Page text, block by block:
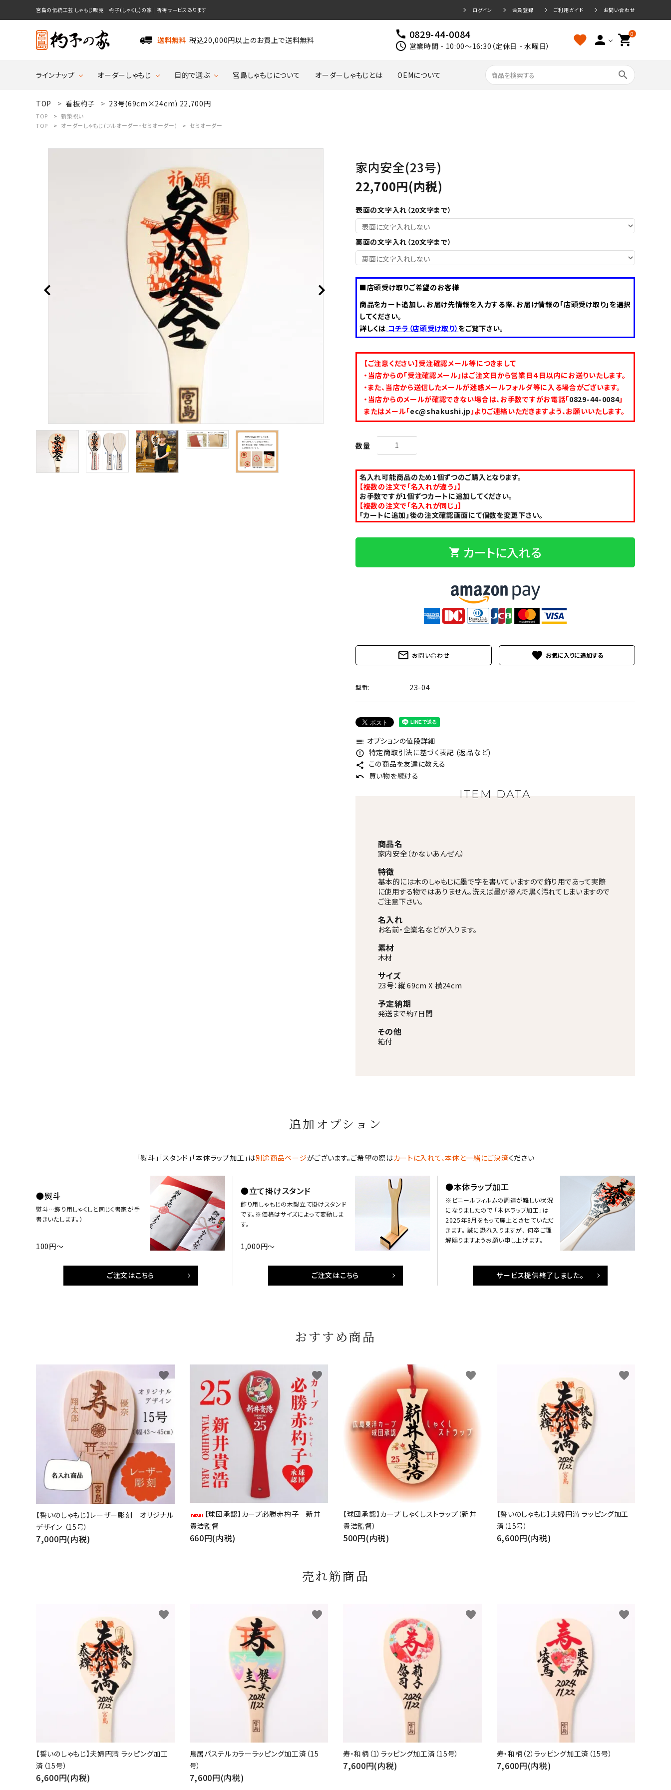
宮島の伝統工芸 しゃもじ販売 杓子(しゃくし)の家 | 祈祷サービスあります ログイン 会員登録 ご利用ガイド お問い合わせ
送料無料 税込20,000円以上のお買上で送料無料 call 0829-44-0084
schedule 営業時間 - 10:00～16:30（定休日 - 水曜日） favorite person 0
shopping_cart
ラインナップ オーダーしゃもじ 目的で選ぶ 宮島しゃもじについて オーダーしゃもじとは OEMについて search
送料無料
ACCOUNT MENU
ようこそ ゲスト 様
person 新規会員登録
TOP 看板杓子 23号(69cm×24cm) 22,700円
TOP
新築祝い
TOP
オーダーしゃもじ(フルオーダー・セミオーダー) セミオーダー
家内安全(23号)
22,700円(内税)
表面の文字入れ（20文字まで）
裏面の文字入れ（20文字まで）
■店頭受け取りご希望のお客様
商品をカート追加し、お届け先情報を入力する際、お届け情報の「店頭受け取り」を選択
してください。
詳しくは コチラ（店頭受け取り）をご覧下さい。
【ご注意ください】受注確認メール等につきまして
・当店からの「受注確認メール」はご注文日から営業日４日以内にお送りいたします。
・また、当店から送信したメールが迷惑メールフォルダ等に入る場合がございます。
・当店からのメールが確認できない場合は、お手数ですがお電話「0829-44-0084」
またはメール「ec@shakushi.jp」よりご連絡いただきますよう、お願いいたします。
数量
名入れ可能商品のため1個ずつのご購入となります。
【複数の注文で「名入れが違う」】
お手数ですが1個ずつカートに追加してください。
【複数の注文で「名入れが同じ」】
「カートに追加」後の注文確認画面にて個数を変更下さい。
shopping_cart カートに入れる
mail_outline お問い合わせ favorite
型番: 23-04
toc オプションの値段詳細
error_outline 特定商取引法に基づく表記 (返品など)
share この商品を友達に教える
undo 買い物を続ける
ITEM DATA
商品名
家内安全（かないあんぜん）
特徴
基本的には木のしゃもじに墨で字を書いていますので飾り用であって実際
に使用する物ではありません。洗えば墨が滲んで黒く汚れてしまいますので
ご注意下さい。
名入れ
お名前・企業名などが入ります。
素材
木材
サイズ
23号：縦 69cm X 横24cm
予定納期
発送まで約7日間
その他
箱付
追加オプション
「熨斗」「スタンド」「本体ラップ加工」は別途商品ページがございます。ご希望の際はカートに入れて、本体と一緒にご決済ください
●熨斗
熨斗…飾り用しゃくしと同じく書家が手
書きいたします。）
100円～
ご注文はこちら
●立て掛けスタンド
飾り用しゃもじの木製立て掛けスタンド
です。※価格はサイズによって変動しま
す。
1,000円～
ご注文はこちら
●本体ラップ加工
※ビニールフィルムの調達が難しい状況
になりましたので 「本体ラップ加工」は
2025年8月をもって廃止とさせていただ
きます。 誠に恐れ入りますが、 何卒ご理
解賜りますようお願い申し上げます。
サービス提供終了しました。
おすすめ商品
【誓いのしゃもじ】レーザー彫刻 オリジナル
デザイン （15号）
7,000円(内税)
favorite
【球団承認】カープ必勝赤杓子 新井
貴浩監督
660円(内税)
favorite
【球団承認】カープ しゃくしストラップ（新井
貴浩監督）
500円(内税)
favorite
【誓いのしゃもじ】夫婦円満 ラッピング加工
済（15号）
6,600円(内税)
favorite
売れ筋商品
【誓いのしゃもじ】夫婦円満 ラッピング加工
済（15号）
6,600円(内税)
favorite
鳥居パステルカラーラッピング加工済（15
号）
7,600円(内税)
favorite
寿・和柄（1）ラッピング加工済（15号）
7,600円(内税)
favorite
寿・和柄（2）ラッピング加工済（15号）
7,600円(内税)
favorite